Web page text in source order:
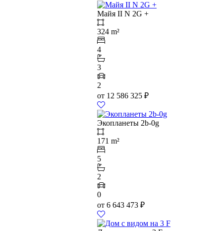
Майя II N 2G +
324 m²
4
3
2
от 12 586 325 ₽
Экопланеты 2b-0g
171 m²
5
2
0
от 6 643 473 ₽